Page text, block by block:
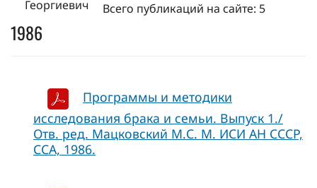
Всего публикаций на сайте: 5
1986
Программы и методики
исследования брака и семьи. Выпуск 1./
Отв. ред. Мацковский М.С. М. ИСИ АН СССР,
ССА, 1986.